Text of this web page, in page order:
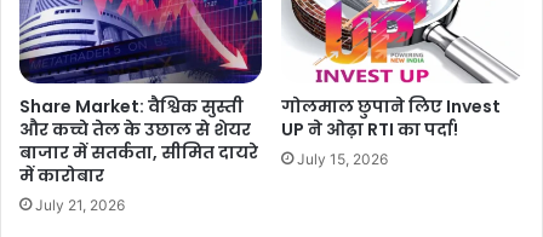
Share Market: वैश्विक सुस्ती
और कच्चे तेल के उछाल से शेयर
बाजार में सतर्कता, सीमित दायरे
में कारोबार
July 21, 2026
गोलमाल छुपाने लिए Invest
UP ने ओढ़ा RTI का पर्दा!
July 15, 2026